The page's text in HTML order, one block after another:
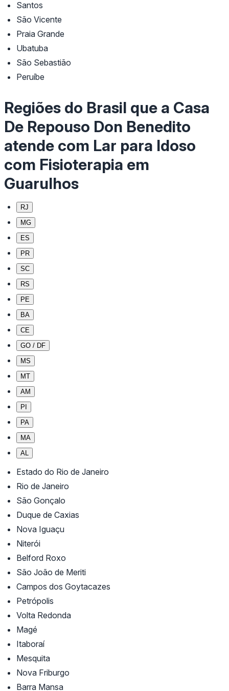
Santos
São Vicente
Praia Grande
Ubatuba
São Sebastião
Peruíbe
Regiões do Brasil que a Casa
De Repouso Don Benedito
atende com Lar para Idoso
com Fisioterapia em
Guarulhos
RJ
MG
ES
PR
SC
RS
PE
BA
CE
GO / DF
MS
MT
AM
PI
PA
MA
AL
Estado do Rio de Janeiro
Rio de Janeiro
São Gonçalo
Duque de Caxias
Nova Iguaçu
Niterói
Belford Roxo
São João de Meriti
Campos dos Goytacazes
Petrópolis
Volta Redonda
Magé
Itaboraí
Mesquita
Nova Friburgo
Barra Mansa